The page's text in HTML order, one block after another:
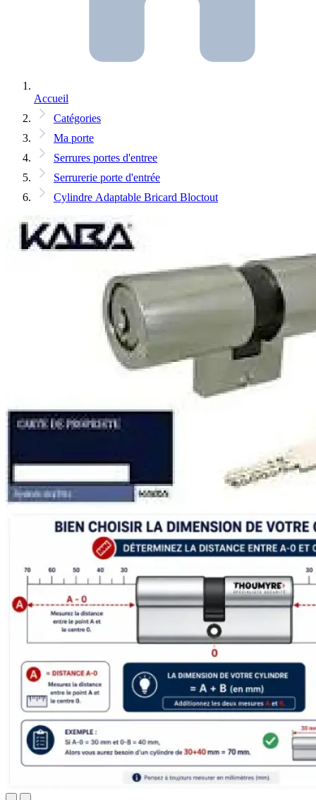
Accueil
Catégories
Ma porte
Serrures portes d'entree
Serrurerie porte d'entrée
Cylindre Adaptable Bricard Bloctout